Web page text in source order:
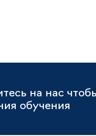
на нас
обучения